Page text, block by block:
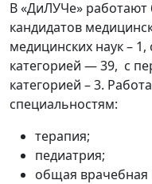
В «ДиЛУЧе» работают
кандидатов
медицинских наук –
категорией — 39, с
категорией – 3.
специальностям:
терапия;
педиатрия;
общая врачебная